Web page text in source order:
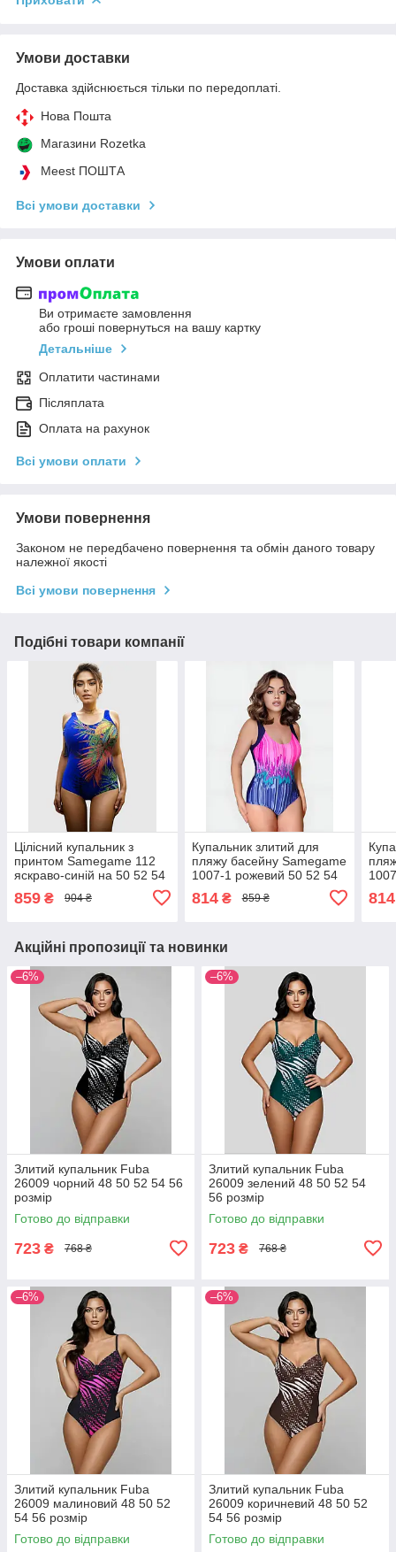
Умови доставки
Доставка здійснюється тільки по передоплаті.
Нова Пошта
Магазини Rozetka
Meest ПОШТА
Всі умови доставки
Умови оплати
Ви отримаєте замовлення
або гроші повернуться на вашу картку
Детальніше
Оплатити частинами
Післяплата
Оплата на рахунок
Всі умови оплати
Умови повернення
Законом не передбачено повернення та обмін даного товару
належної якості
Всі умови повернення
Подібні товари компанії
Цілісний купальник з
принтом Samegame 112
яскраво-синій на 50 52 54
56 58 український розмір
859 ₴ 904 ₴
Купальник злитий для
пляжу басейну Samegame
1007-1 рожевий 50 52 54
814₴ 859 ₴ 814
Акційні пропозиції та новинки
–6%
Злитий купальник Fuba
26009 чорний 48 50 52 54 56
розмір
Готово до відправки
723 ₴ 768 ₴
–6%
Злитий купальник Fuba
26009 зелений 48 50 52 54
56 розмір
Готово до відправки
723 ₴ 768 ₴
–6%
Злитий купальник Fuba
26009 малиновий 48 50 52
54 56 розмір
Готово до відправки
–6%
Злитий купальник Fuba
26009 коричневий 48 50 52
54 56 розмір
Готово до відправки